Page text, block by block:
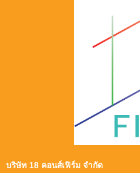
บริษัท 18 คอนส์เฟิร์ม จำกัด